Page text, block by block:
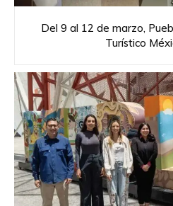
Del 9 al 12 de marzo,
Turístico